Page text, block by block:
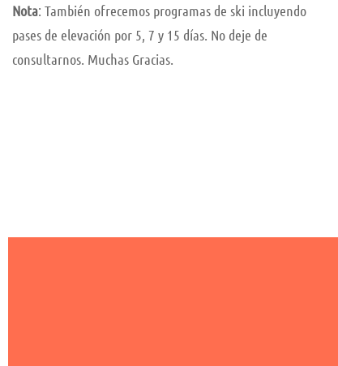
Nota: También ofrecemos programas de ski incluyendo
pases de elevación por 5, 7 y 15 días. No deje de
consultarnos. Muchas Gracias.